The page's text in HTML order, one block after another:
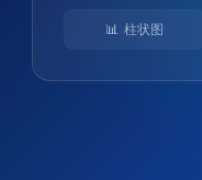
📊 柱状图